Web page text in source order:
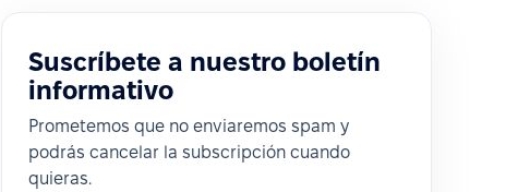
Suscríbete a nuestro boletín
informativo
Prometemos que no enviaremos spam y
podrás cancelar la subscripción cuando
quieras.